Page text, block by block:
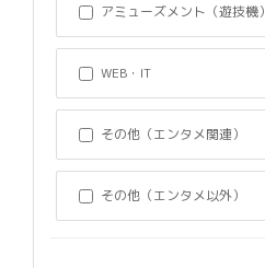
アミューズメント（遊技機）
WEB・IT
その他（エンタメ関連）
その他（エンタメ以外）